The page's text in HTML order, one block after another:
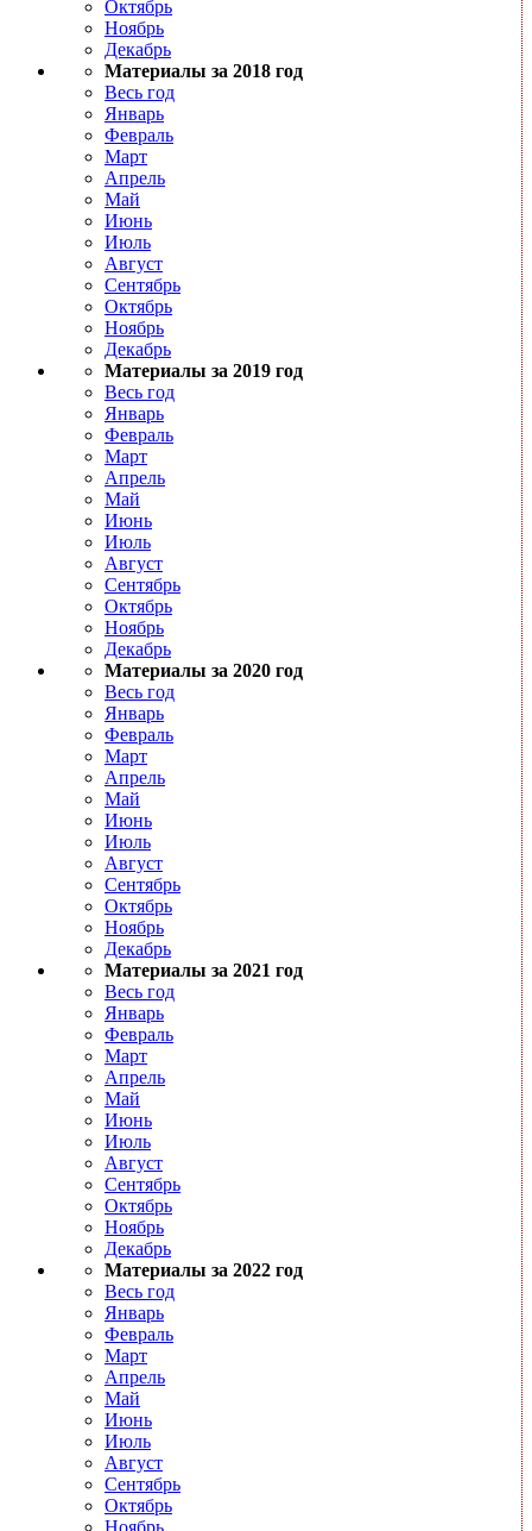
Октябрь
Ноябрь
Декабрь
Материалы за 2018 год
Весь год
Январь
Февраль
Март
Апрель
Май
Июнь
Июль
Август
Сентябрь
Октябрь
Ноябрь
Декабрь
Материалы за 2019 год
Весь год
Январь
Февраль
Март
Апрель
Май
Июнь
Июль
Август
Сентябрь
Октябрь
Ноябрь
Декабрь
Материалы за 2020 год
Весь год
Январь
Февраль
Март
Апрель
Май
Июнь
Июль
Август
Сентябрь
Октябрь
Ноябрь
Декабрь
Материалы за 2021 год
Весь год
Январь
Февраль
Март
Апрель
Май
Июнь
Июль
Август
Сентябрь
Октябрь
Ноябрь
Декабрь
Материалы за 2022 год
Весь год
Январь
Февраль
Март
Апрель
Май
Июнь
Июль
Август
Сентябрь
Октябрь
Ноябрь